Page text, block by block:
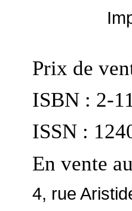
Prix de
ISBN : 2-
ISSN :
En vente
4, rue